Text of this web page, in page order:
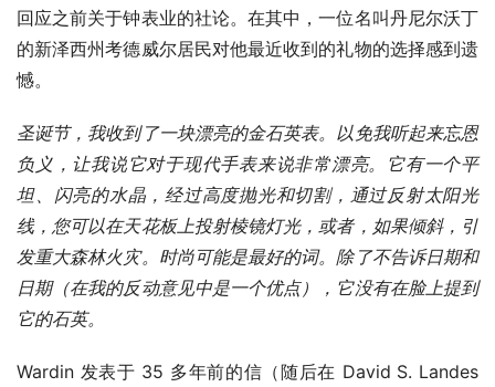
回应之前关于钟表业的社论。在其中，一位名叫丹尼尔沃丁
的新泽西州考德威尔居民对他最近收到的礼物的选择感到遗
憾。
圣诞节，我收到了一块漂亮的金石英表。以免我听起来忘恩
负义，让我说它对于现代手表来说非常漂亮。它有一个平
坦、闪亮的水晶，经过高度抛光和切割，通过反射太阳光
线，您可以在天花板上投射棱镜灯光，或者，如果倾斜，引
发重大森林火灾。时尚可能是最好的词。除了不告诉日期和
日期（在我的反动意见中是一个优点），它没有在脸上提到
它的石英。
Wardin 发表于 35 多年前的信（随后在 David S. Landes